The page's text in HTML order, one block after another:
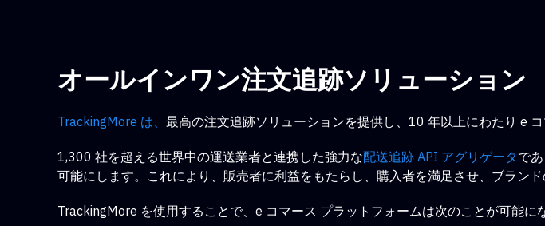
オールインワン注文追跡ソリューション
TrackingMore は、 最高の注文追跡ソリューションを提供し、10 年以上にわたり e コ
1,300 社を超える世界中の運送業者と連携した強力な配送追跡 API アグリゲータで
可能にします。これにより、販売者に利益をもたらし、購入者を満足させ、ブラン
TrackingMore を使用することで、e コマース プラットフォームは次のことが可能に